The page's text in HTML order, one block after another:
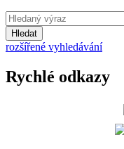
Hledat
rozšířené vyhledávání
Rychlé odkazy